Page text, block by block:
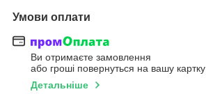
Умови оплати
Ви отримаєте замовлення
або гроші повернуться на вашу картку
Детальніше